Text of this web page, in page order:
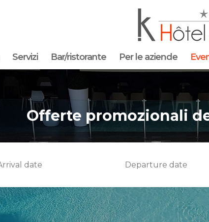
Servizi Bar/ristorante Per le aziende
Offerte promozionali